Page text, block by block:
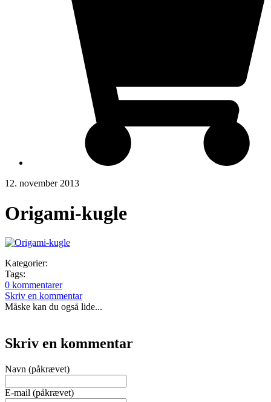
12. november 2013
Origami-kugle
Kategorier:
Tags:
0 kommentarer
Skriv en kommentar
Måske kan du også lide...
Skriv en kommentar
Navn (påkrævet)
E-mail (påkrævet)